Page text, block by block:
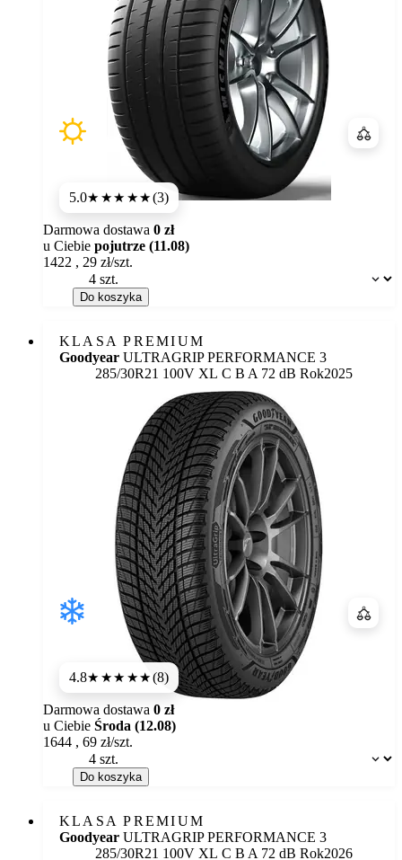
5.0★★★★★(3)
Dostępność:
Darmowa dostawa 0 zł
u Ciebie pojutrze (11.08)
1422 , 29 zł/szt.
Do koszyka
KLASA PREMIUM
Goodyear ULTRAGRIP PERFORMANCE 3
285/30R21 100V XL Etykieta:
C B A 72 dB Rok2025
4.8★★★★★(8)
Dostępność:
Darmowa dostawa 0 zł
u Ciebie Środa (12.08)
1644 , 69 zł/szt.
Do koszyka
KLASA PREMIUM
Goodyear ULTRAGRIP PERFORMANCE 3
285/30R21 100V XL Etykieta:
C B A 72 dB Rok2026